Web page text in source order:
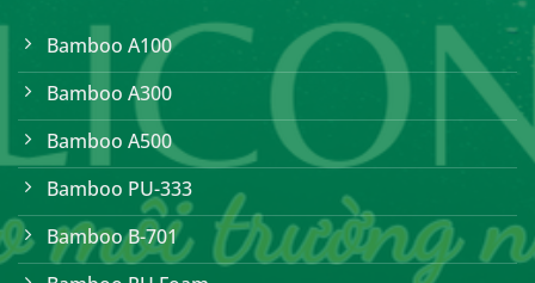
Bamboo A100
Bamboo A300
Bamboo A500
Bamboo PU-333
Bamboo B-701